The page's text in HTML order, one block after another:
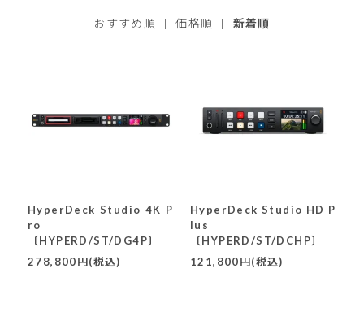
おすすめ順 |価格順 | 新着順
HyperDeck Studio 4K P
ro
〔HYPERD/ST/DG4P〕
278,800円(税込)
HyperDeck Studio HD P
lus
〔HYPERD/ST/DCHP〕
121,800円(税込)